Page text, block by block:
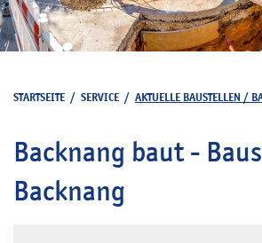
STARTSEITE / SERVICE / AKTUELLE BAUSTELLEN /
Backnang baut -
Backnang